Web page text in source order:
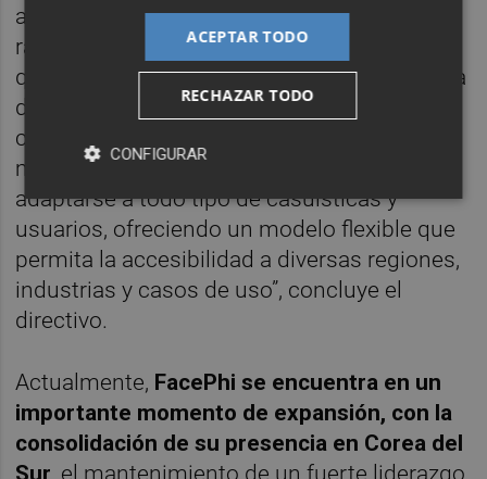
administraciones públicas de forma más
rápida, cómoda y segura, con la garantía de
que su información personal será procesada
de manera adecuada y siempre con su
consentimiento previo. Nuestra plataforma
modulable responde a la necesidad de
adaptarse a todo tipo de casuísticas y
usuarios, ofreciendo un modelo flexible que
permita la accesibilidad a diversas regiones,
industrias y casos de uso”, concluye el
directivo.
Actualmente, FacePhi se encuentra en un
importante momento de expansión, con la
consolidación de su presencia en Corea del
Sur , el mantenimiento de un fuerte liderazgo
ACEPTAR TODO
RECHAZAR TODO
CONFIGURAR